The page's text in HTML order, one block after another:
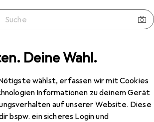
Deine Wahl.
wählst, erfassen wir mit Cookies
Informationen zu deinem Gerät
auf unserer Website. Diese
bspw. ein sicheres Login und
Shield 28cm frypan
EUR
22,99
Russell HobbsRH028381EU7 Shield
28cm frypan
Bratpfanne, 28 x 5.40 cm